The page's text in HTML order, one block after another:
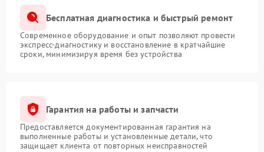
Бесплатная диагностика и быстрый ремонт
Современное оборудование и опыт позволяют провести
экспресс-диагностику и восстановление в кратчайшие
сроки, минимизируя время без устройства
Гарантия на работы и запчасти
Предоставляется документированная гарантия на
выполненные работы и установленные детали, что
защищает клиента от повторных неисправностей